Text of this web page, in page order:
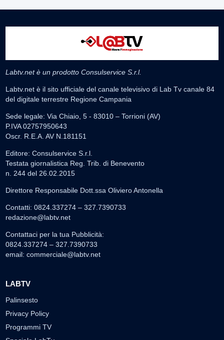
Labtv.net è un prodotto Consulservice S.r.l.
Labtv.net è il sito ufficiale del canale televisivo di Lab Tv canale 84
del digitale terrestre Regione Campania
Sede legale: Via Chiaio, 5 - 83010 – Torrioni (AV)
P.IVA 02757950643
Oscr. R.E.A. AV N.181151
Editore: Consulservice S.r.l.
Testata giornalistica Reg. Trib. di Benevento
n. 244 del 26.02.2015
Direttore Responsabile Dott.ssa Oliviero Antonella
Contatti: 0824.337274 – 327.7390733
redazione@labtv.net
Contattaci per la tua Pubblicità:
0824.337274 – 327.7390733
email: commerciale@labtv.net
LABTV
Palinsesto
Privacy Policy
Programmi TV